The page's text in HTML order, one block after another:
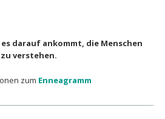
es darauf ankommt, die Menschen
verstehen.
zum Enneagramm